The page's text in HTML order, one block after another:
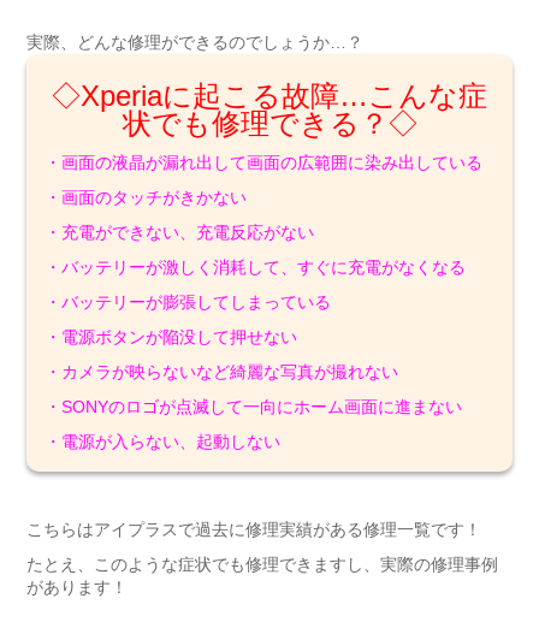
実際、どんな修理ができるのでしょうか…？
◇Xperiaに起こる故障…こんな症
状でも修理できる？◇
・画面の液晶が漏れ出して画面の広範囲に染み出している
・画面のタッチがきかない
・充電ができない、充電反応がない
・バッテリーが激しく消耗して、すぐに充電がなくなる
・バッテリーが膨張してしまっている
・電源ボタンが陥没して押せない
・カメラが映らないなど綺麗な写真が撮れない
・SONYのロゴが点滅して一向にホーム画面に進まない
・電源が入らない、起動しない
こちらはアイプラスで過去に修理実績がある修理一覧です！
たとえ、このような症状でも修理できますし、実際の修理事例
があります！